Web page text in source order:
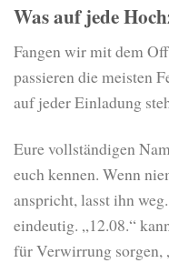
Was auf jede
Fangen wir mit dem
passieren die meisten
auf jeder Einladung
Eure vollständigen
euch kennen. Wenn
anspricht, lasst ihn
eindeutig. „12.08.“
für Verwirrung sorgen,